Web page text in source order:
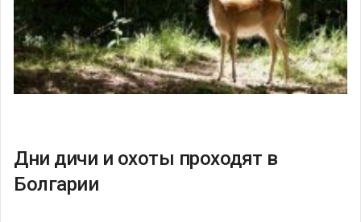
Дни дичи и охоты проходят в
Болгарии